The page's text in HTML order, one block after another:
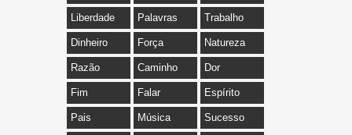
Liberdade Palavras Trabalho
Dinheiro Força Natureza
Razão Caminho Dor
Fim Falar Espírito
Pais Música Sucesso